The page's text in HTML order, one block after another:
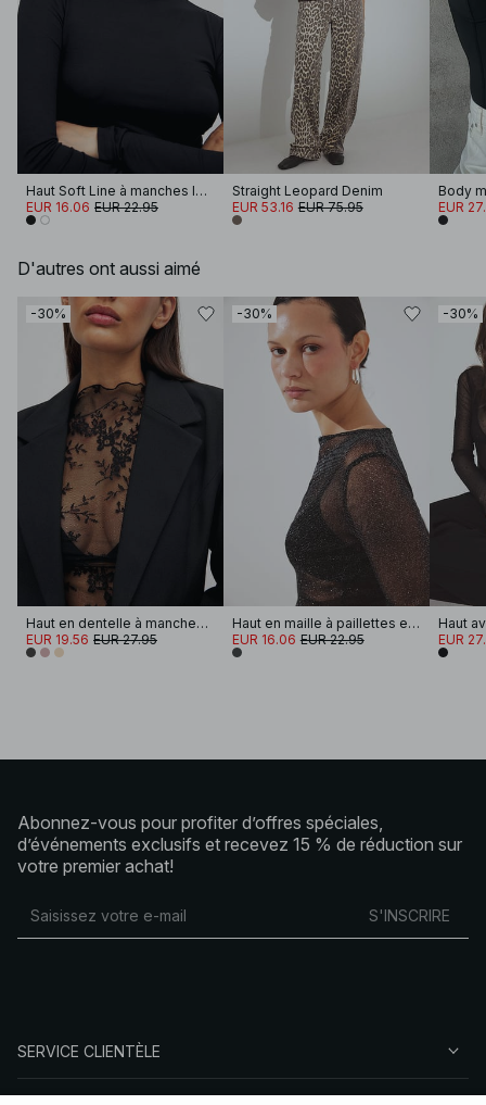
Haut Soft Line à manches longues et col cheminée
EUR 16.06 EUR 22.95
Straight Leopard Denim
EUR 53.16 EUR 75.95
Body
EUR
D'autres ont aussi aimé
-30%
Haut en dentelle à manches longues
EUR 19.56 EUR 27.95
-30%
Haut en maille à paillettes et manches longues
EUR 16.06 EUR 22.95
-30%
Haut
EUR
Abonnez-vous pour profiter d’offres spéciales,
d’événements exclusifs et recevez 15 % de réduction sur
votre premier achat!
S'INSCRIRE
SERVICE CLIENTÈLE